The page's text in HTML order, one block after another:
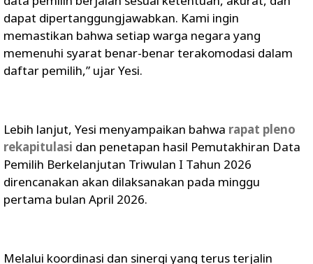
dapat dipertanggungjawabkan. Kami ingin
memastikan bahwa setiap warga negara yang
memenuhi syarat benar-benar terakomodasi dalam
daftar pemilih,” ujar Yesi.
Lebih lanjut, Yesi menyampaikan bahwa rapat pleno
rekapitulasi dan penetapan hasil Pemutakhiran Data
Pemilih Berkelanjutan Triwulan I Tahun 2026
direncanakan akan dilaksanakan pada minggu
pertama bulan April 2026.
Melalui koordinasi dan sinergi yang terus terjalin